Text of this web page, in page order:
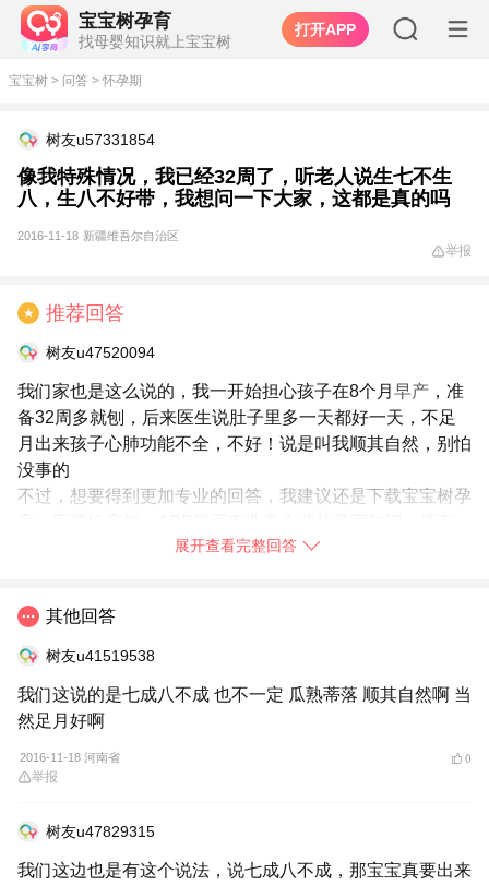
宝宝树孕育
找母婴知识就上宝宝树
打开APP
宝宝树 > 问答 > 怀孕期
树友u57331854
像我特殊情况，我已经32周了，听老人说生七不生
八，生八不好带，我想问一下大家，这都是真的吗
2016-11-18 新疆维吾尔自治区
举报
★ 推荐回答
树友u47520094
我们家也是这么说的，我一开始担心孩子在8个月 早产 ，准
备32周多就刨，后来医生说肚子里多一天都好一天，不足
月出来孩子心肺功能不全，不好！说是叫我顺其自然，别怕
没事的
不过，想要得到更加专业的回答，我建议还是下载宝宝树孕
很多专家医生免费语音解答孕育问题，我身边的妈妈们都在
2016-11-18 江苏省
展开查看完整回答
其他回答
树友u41519538
我们这说的是七成八不成 也不一定 瓜熟蒂落 顺其自然啊 当
然足月好啊
2016-11-18 河南省 0
举报
树友u47829315
我们这边也是有这个说法，说七成八不成，那宝宝真要出来